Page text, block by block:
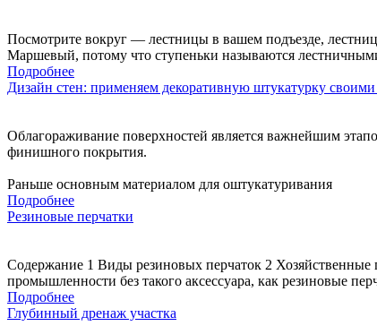
Посмотрите вокруг — лестницы в вашем подъезде,
Маршевый, потому что ступеньки называются
Подробнее
Дизайн стен: применяем декоративную штукатурку
Облагораживание поверхностей является важнейшим
финишного покрытия.
Раньше основным материалом для оштукатуривания
Подробнее
Резиновые перчатки
Содержание 1 Виды резиновых перчаток 2 Хозяйственные
промышленности без такого аксессуара, как резиновые
Подробнее
Глубинный дренаж участка